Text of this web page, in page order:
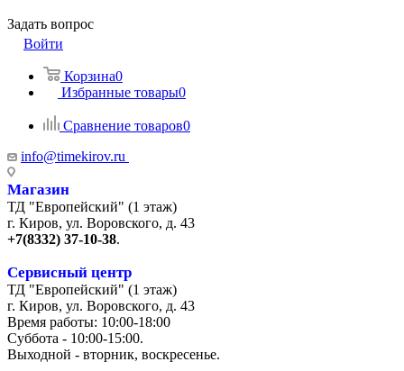
Задать вопрос
Войти
Корзина0
Избранные товары0
Сравнение товаров0
info@timekirov.ru
Магазин
ТД "Европейский" (1 этаж)
г. Киров, ул. Воровского, д. 43
+7(8332) 37-10-38.
Сервисный центр
ТД "Европейский" (1 этаж)
г. Киров, ул. Воровского, д. 43
Время работы: 10:00-18:00
Суббота - 10:00-15:00.
Выходной - вторник, воскресенье.